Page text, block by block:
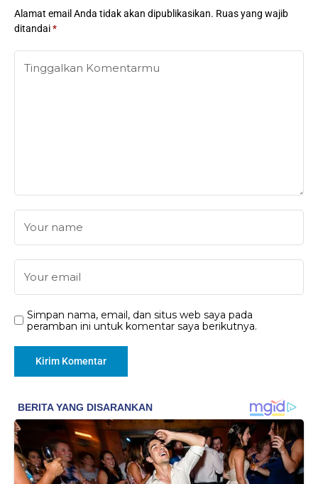
Alamat email Anda tidak akan dipublikasikan. Ruas yang wajib
ditandai*
Simpan nama, email, dan situs web saya pada
peramban ini untuk komentar saya berikutnya.